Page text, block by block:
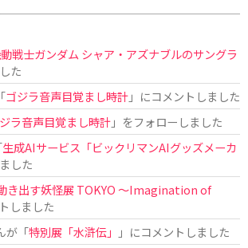
戦士ガンダム シャア・アズナブルのサングラ
た
ゴジラ音声目覚まし時計」にコメントしました
ラ音声目覚まし時計」をフォローしました
生成AIサービス「ビックリマンAIグッズメーカ
した
き出す妖怪展 TOKYO 〜Imagination of
しました
が「特別展「水滸伝」
」にコメントしました